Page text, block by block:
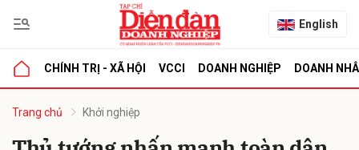
English
CHÍNH TRỊ - XÃ HỘI VCCI DOANH NGHIỆP DOANH
Trang chủ Khởi nghiệp
luận